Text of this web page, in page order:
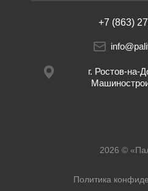
+7 (863)
г. Ростов-на-
2026 ©
Политика